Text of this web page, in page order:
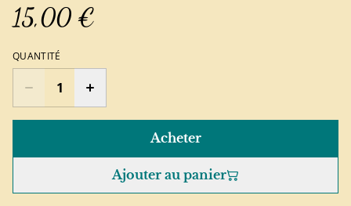
15,00 €
QUANTITÉ
Acheter
Ajouter au panier